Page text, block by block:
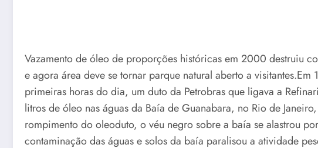
Vazamento de óleo de proporções históricas em 2000 destruiu
e agora área deve se tornar parque natural aberto a
primeiras horas do dia, um duto da Petrobras que ligava a
litros de óleo nas águas da Baía de Guanabara, no Rio de
rompimento do oleoduto, o véu negro sobre a baía se alastrou
contaminação das águas e solos da baía paralisou a atividade